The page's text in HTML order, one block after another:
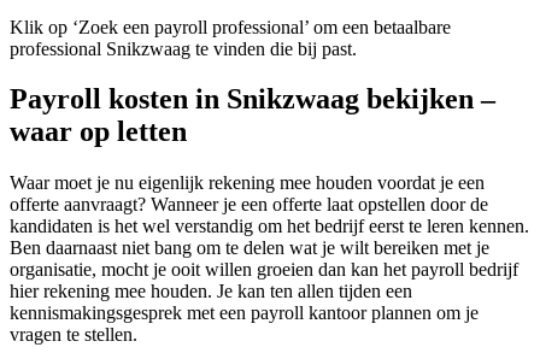
Klik op ‘Zoek een payroll professional’ om een betaalbare
professional Snikzwaag te vinden die bij past.
Payroll kosten in Snikzwaag bekijken –
waar op letten
Waar moet je nu eigenlijk rekening mee houden voordat je een
offerte aanvraagt? Wanneer je een offerte laat opstellen door de
kandidaten is het wel verstandig om het bedrijf eerst te leren kennen.
Ben daarnaast niet bang om te delen wat je wilt bereiken met je
organisatie, mocht je ooit willen groeien dan kan het payroll bedrijf
hier rekening mee houden. Je kan ten allen tijden een
kennismakingsgesprek met een payroll kantoor plannen om je
vragen te stellen.